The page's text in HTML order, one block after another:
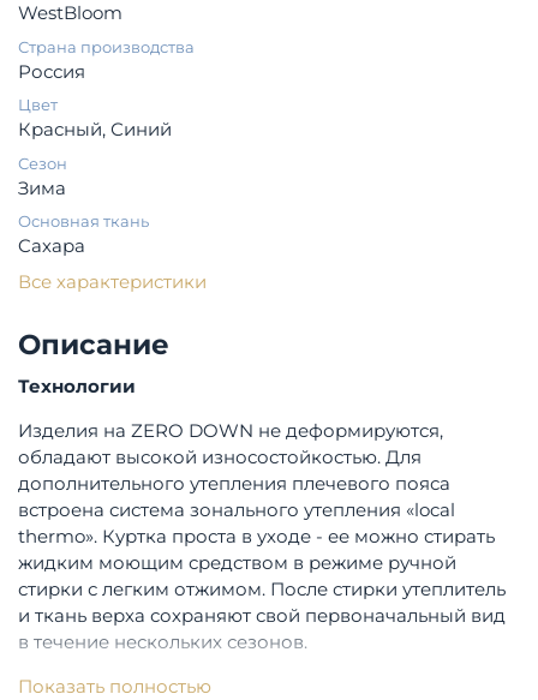
WestBloom
Страна производства
Россия
Цвет
Красный, Синий
Сезон
Зима
Основная ткань
Cахара
Все характеристики
Описание
Технологии
Изделия на ZERO DOWN не деформируются,
обладают высокой износостойкостью. Для
дополнительного утепления плечевого пояса
встроена система зонального утепления «local
thermo». Куртка проста в уходе - ее можно стирать
жидким моющим средством в режиме ручной
стирки с легким отжимом. После стирки утеплитель
и ткань верха сохраняют свой первоначальный вид
в течение нескольких сезонов.
Опции:
Показать полностью